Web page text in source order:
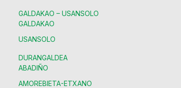
GALDAKAO – USANSOLO
GALDAKAO
USANSOLO
DURANGALDEA
ABADIÑO
AMOREBIETA-ETXANO